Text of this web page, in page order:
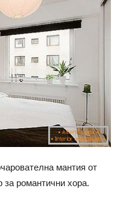
мантия от
за романтични хора.